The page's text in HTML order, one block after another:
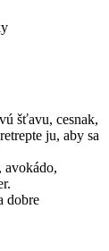
šťavu, cesnak,
ju, aby sa
avokádo,
dobre